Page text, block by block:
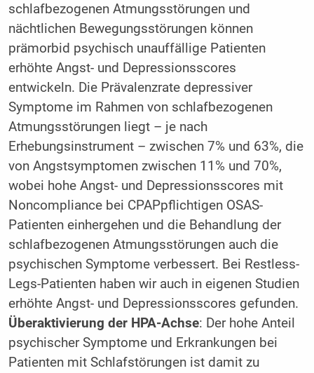
schlafbezogenen Atmungsstörungen und
nächtlichen Bewegungsstörungen können
prämorbid psychisch unauffällige Patienten
erhöhte Angst- und Depressionsscores
entwickeln. Die Prävalenzrate depressiver
Symptome im Rahmen von schlafbezogenen
Atmungsstörungen liegt – je nach
Erhebungsinstrument – zwischen 7% und 63%, die
von Angstsymptomen zwischen 11% und 70%,
wobei hohe Angst- und Depressionsscores mit
Noncompliance bei CPAPpflichtigen OSAS-
Patienten einhergehen und die Behandlung der
schlafbezogenen Atmungsstörungen auch die
psychischen Symptome verbessert. Bei Restless-
Legs-Patienten haben wir auch in eigenen Studien
erhöhte Angst- und Depressionsscores gefunden.
Überaktivierung der HPA-Achse: Der hohe Anteil
psychischer Symptome und Erkrankungen bei
Patienten mit Schlafstörungen ist damit zu